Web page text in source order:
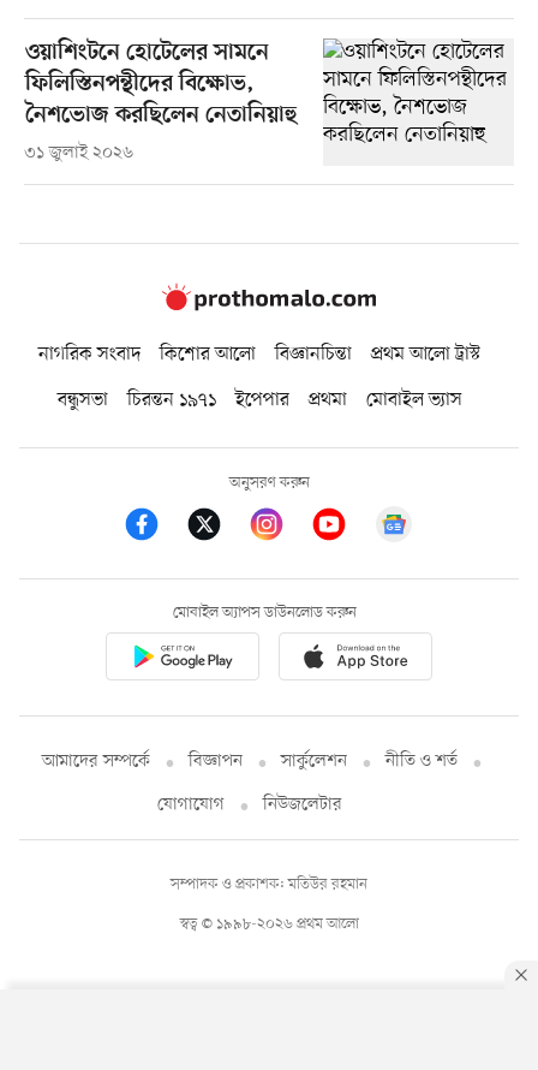
ওয়াশিংটনে হোটেলের সামনে
ফিলিস্তিনপন্থীদের বিক্ষোভ,
নৈশভোজ করছিলেন নেতানিয়াহু
৩১ জুলাই ২০২৬
নাগরিক সংবাদ কিশোর আলো বিজ্ঞানচিন্তা
প্রথম আলো ট্রাস্ট
বন্ধুসভা
চিরন্তন ১৯৭১ ইপেপার প্রথমা মোবাইল ভ্যাস
অনুসরণ করুন
মোবাইল অ্যাপস ডাউনলোড করুন
আমাদের সম্পর্কে বিজ্ঞাপন সার্কুলেশন
নীতি ও শর্ত
যোগাযোগ
নিউজলেটার
স্বত্ব © ১৯৯৮-২০২৬ প্রথম আলো
সম্পাদক ও প্রকাশক: মতিউর রহমান